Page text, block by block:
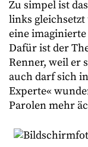
Zu simpel ist
links
eine
Dafür ist der
Renner, weil er
auch darf sich
Experte«
Parolen mehr